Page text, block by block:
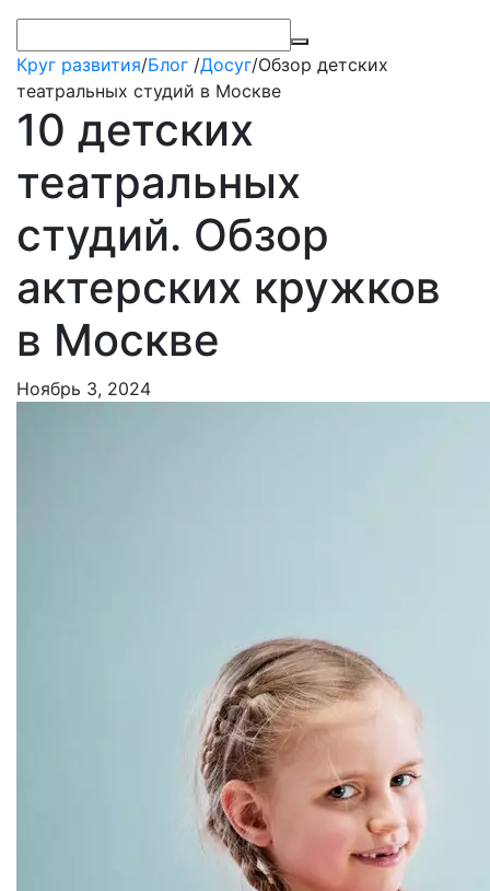
Круг развития/Блог /Досуг/Обзор детских
театральных студий в Москве
10 детских
театральных
студий. Обзор
актерских кружков
в Москве
Ноябрь 3, 2024